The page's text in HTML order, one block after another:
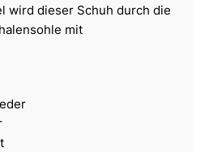
wird dieser Schuh durch die
mit